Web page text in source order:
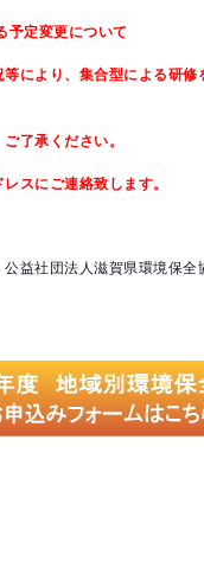
予定変更について
より、集合型による研修
承ください。
にご連絡致します。
社団法人滋賀県環境保全